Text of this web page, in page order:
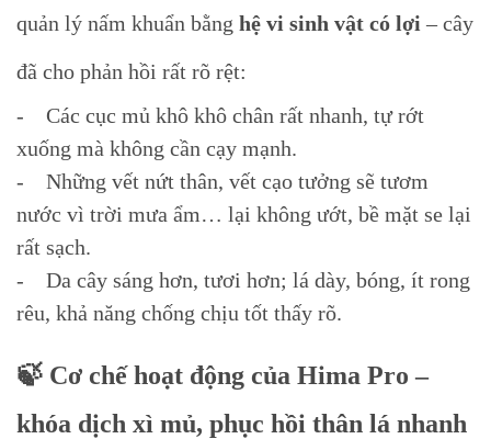
quản lý nấm khuẩn bằng hệ vi sinh vật có lợi – cây
đã cho phản hồi rất rõ rệt:
- Các cục mủ khô khô chân rất nhanh, tự rớt
xuống mà không cần cạy mạnh.
- Những vết nứt thân, vết cạo tưởng sẽ tươm
nước vì trời mưa ẩm… lại không ướt, bề mặt se lại
rất sạch.
- Da cây sáng hơn, tươi hơn; lá dày, bóng, ít rong
rêu, khả năng chống chịu tốt thấy rõ.
🍃 Cơ chế hoạt động của Hima Pro –
khóa dịch xì mủ, phục hồi thân lá nhanh